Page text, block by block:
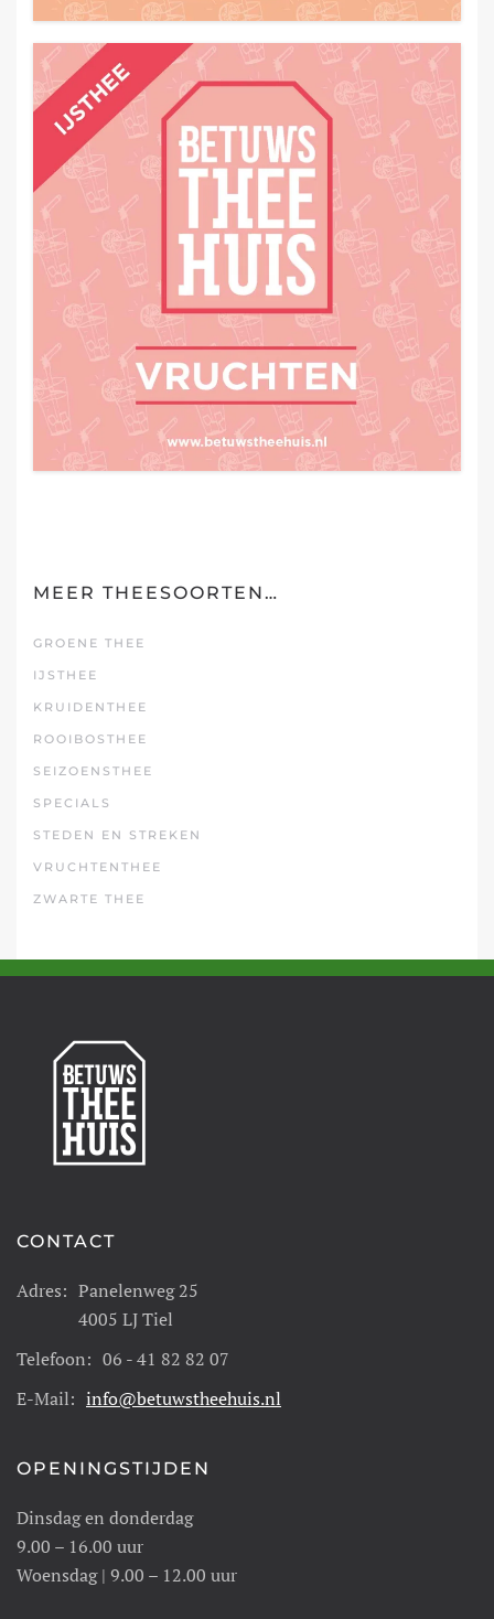
MEER THEESOORTEN…
GROENE THEE
IJSTHEE
KRUIDENTHEE
ROOIBOSTHEE
SEIZOENSTHEE
SPECIALS
STEDEN EN STREKEN
VRUCHTENTHEE
ZWARTE THEE
CONTACT
Adres: Panelenweg 25
4005 LJ Tiel
Telefoon: 06 - 41 82 82 07
E-Mail: info@betuwstheehuis.nl
OPENINGSTIJDEN
Dinsdag en donderdag
9.00 – 16.00 uur
Woensdag | 9.00 – 12.00 uur